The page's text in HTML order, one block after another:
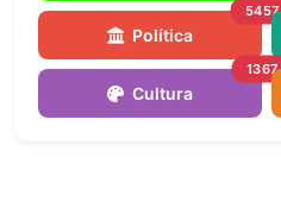
Política
5457
Cultura
1367